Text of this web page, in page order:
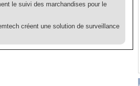
le suivi des marchandises pour le
créent une solution de surveillance